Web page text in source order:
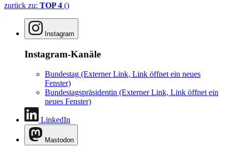
zurück zu: TOP 4 ()
Instagram
Instagram-Kanäle
Bundestag (Externer Link, Link öffnet ein neues
Fenster)
Bundestagspräsidentin (Externer Link, Link öffnet ein
neues Fenster)
LinkedIn
Mastodon